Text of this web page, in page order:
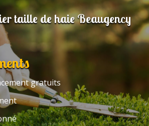
taille de haie Beaugency
gratuits